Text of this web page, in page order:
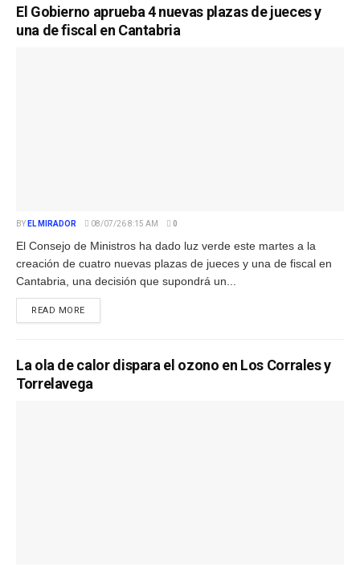
El Gobierno aprueba 4 nuevas plazas de jueces y
una de fiscal en Cantabria
BY EL MIRADOR 08/07/26 8:15 AM 0
El Consejo de Ministros ha dado luz verde este martes a la
creación de cuatro nuevas plazas de jueces y una de fiscal en
Cantabria, una decisión que supondrá un...
READ MORE
La ola de calor dispara el ozono en Los Corrales y
Torrelavega